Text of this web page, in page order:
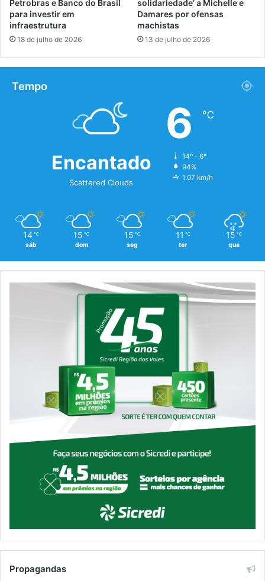
Petrobras e Banco do Brasil
para investir em
infraestrutura
18 de julho de 2026
solidariedade’ a Michelle e
Damares por ofensas
machistas
13 de julho de 2026
Tempo
Encantado
Scattered Clouds
6 ℃
14º - 6º
94%
1.07 km/h
14 ℃
sáb
15 ℃
dom
15 ℃
seg
11 ℃
ter
15 ℃
qua
Propagandas